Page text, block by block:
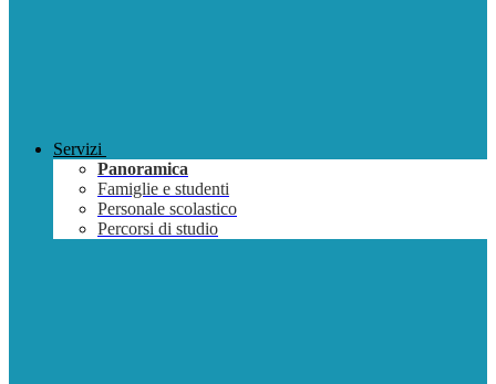
Servizi
Panoramica
Famiglie e studenti
Personale scolastico
Percorsi di studio